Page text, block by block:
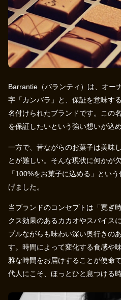
Barrantie（バランティ）は、オー
字「カンバラ」と、保証を意味す
名付けられたブランドです。この
を保証したいという強い想いが込
一方で、昔ながらのお菓子は美味
とが難しい。そんな現状に何かが
「100%をお菓子に込める」とい
げました。
当ブランドのコンセプトは「寛ぎ
クス効果のあるカカオやスパイス
プルながらも味わい深い奥行きの
す。時間によって変化する食感や
雅な時間をお届けすることが使命
代人にこそ、ほっとひと息つける